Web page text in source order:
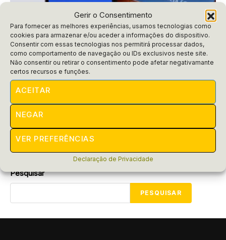
Gerir o Consentimento
Para fornecer as melhores experiências, usamos tecnologias como
cookies para armazenar e/ou aceder a informações do dispositivo.
Consentir com essas tecnologias nos permitirá processar dados,
como comportamento de navegação ou IDs exclusivos neste site.
Não consentir ou retirar o consentimento pode afetar negativamante
certos recursos e funções.
ACEITAR
NEGAR
VER PREFERÊNCIAS
Declaração de Privacidade
Seguro Desemprego
Seguro-Desemprego 2025:
atualização de valores do benefício
O Ministério do Trabalho e Emprego (MTE) anunciou a
atualização da tabela anual para o cálculo do seguro-
desemprego, que entrará em vigor em...
Pesquisar
PESQUISAR